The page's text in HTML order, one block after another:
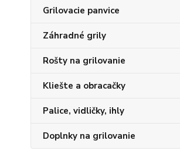
Grilovacie panvice
Záhradné grily
Rošty na grilovanie
Kliešte a obracačky
Palice, vidličky, ihly
Doplnky na grilovanie